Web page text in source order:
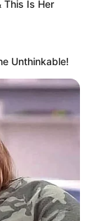
This Is Her
Unthinkable!